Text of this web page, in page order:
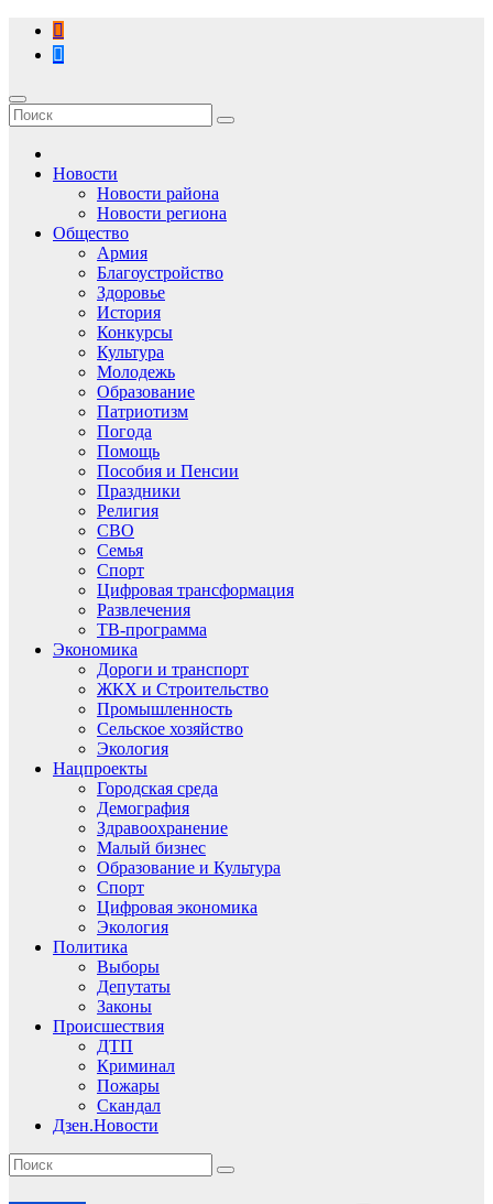
Перейти
содержимому
Новости
Новости района
Новости региона
Общество
Армия
Благоустройство
Здоровье
История
Конкурсы
Культура
Молодежь
Образование
Патриотизм
Погода
Помощь
Пособия и Пенсии
Праздники
Религия
СВО
Семья
Спорт
Цифровая трансформация
Развлечения
ТВ-программа
Экономика
Дороги и транспорт
ЖКХ и Строительство
Промышленность
Сельское хозяйство
Экология
Нацпроекты
Городская среда
Демография
Здравоохранение
Малый бизнес
Образование и Культура
Спорт
Цифровая экономика
Экология
Политика
Выборы
Депутаты
Законы
Происшествия
ДТП
Криминал
Пожары
Скандал
Дзен.Новости